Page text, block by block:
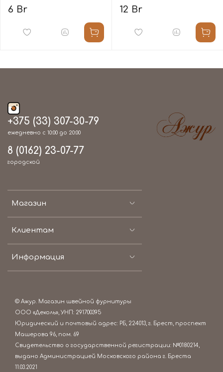
6 Br 12 Br
Магазин
Клиентам
Информация
+375 (33) 307-30-79
ежедневно с 10:00 до 20:00
8 (0162) 23-07-77
городской
© Ажур. Магазин швейной фурнитуры
ООО «Деколь», УНП: 291700395
Юридический и почтовый адрес: РБ, 224013, г. Брест, проспект
Машерова 96, пом. 69
Свидетельство о государственной регистрации: №0180214,
выдано Администрацией Московского района г. Бреста
11.03.2021